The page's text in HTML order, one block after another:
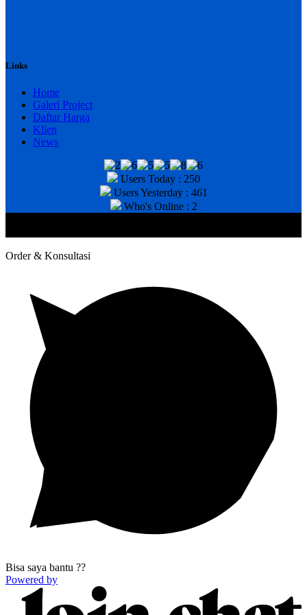
Links
Home
Galeri Project
Daftar Harga
Klien
News
Users Today : 250
Users Yesterday : 461
Who's Online : 2
Order & Konsultasi
Bisa saya bantu ??
Powered by